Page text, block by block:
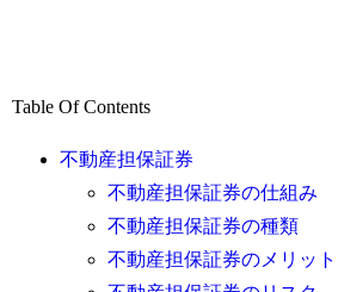
Table Of Contents
不動産担保証券
不動産担保証券の仕組み
不動産担保証券の種類
不動産担保証券のメリット